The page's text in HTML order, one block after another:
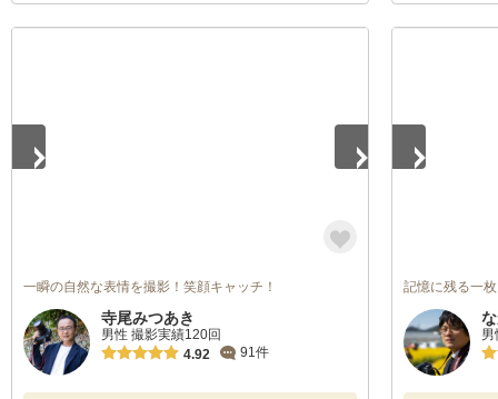
一瞬の自然な表情を撮影！笑顔キャッチ！
寺尾みつあき
男性 撮影実績120回
4.92
91件
記憶に残る一